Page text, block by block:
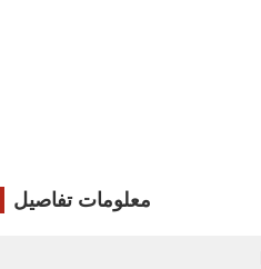
معلومات تفاصيل